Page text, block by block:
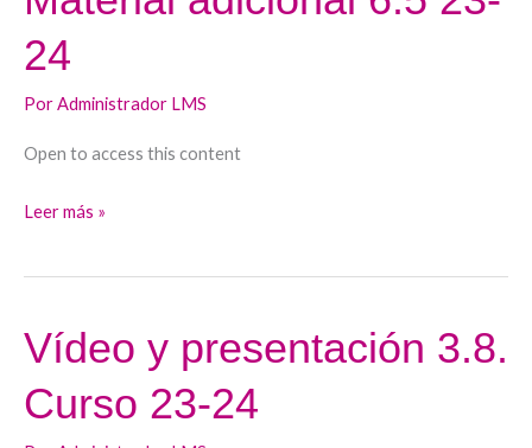
24
PorAdministrador LMS
Open to access this content
adicional
6.5
24
Leer más »
Vídeo y presentación 3.8.
Curso 23-24
Vídeo
presentación